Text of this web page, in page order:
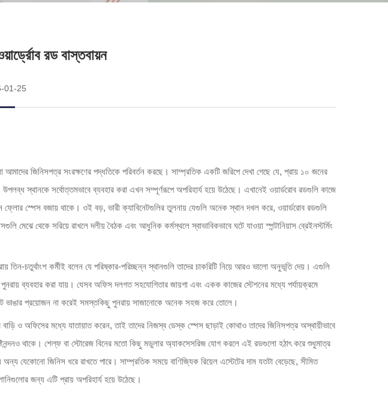
রড বাস্তবায়ন
01-25
জিনিসপত্র সংরক্ষণের পদ্ধতিকে পরিবর্তন করছে। সাম্প্রতিক একটি জরিপে দেখা গেছে যে, প্রায় ১০ জনের
স্থানকে সর্বোত্তমভাবে ব্যবহার করা এখন সম্পূর্ণরূপে অপরিহার্য হয়ে উঠেছে। এখানেই ওয়ার্ডরোব রডগুলি কাজে
স্পেস বজায় থাকে। ওই বড়, ভারী ক্যাবিনেটগুলির তুলনায় যেগুলি অনেক স্থান দখল করে, ওয়ার্ডরোব রডগুলি
থেকে সরিয়ে রাখলে দলীয় বৈঠক এবং আধুনিক কর্মস্থলে স্বাভাবিকভাবে ঘটে যাওয়া স্পন্টানিয়াস ব্রেইনস্টর্মিং
চতুর্থাংশ কর্মীই বলেন যে পরিষ্কার-পরিচ্ছন্ন স্থানগুলি তাদের চাকরিটি নিয়ে আরও ভালো অনুভূতি দেয়। এগুলি
ব্যবহার করা যায়। যেসব অফিস দলগত সহযোগিতার জায়গা এবং একক কাজের স্টেশনের মধ্যে পর্যায়ক্রমে
ভাঙার প্রয়োজন না করেই সমস্তকিছু পুনরায় সাজানোকে অনেক সহজ করে তোলে।
ও অফিসের মধ্যে যাতায়াত করেন, তাই তাদের নিজস্ব ডেস্ক স্পেস ছাড়াই কোথাও তাদের জিনিসপত্র অস্থায়ীভাবে
থাকে। শেল্ফ বা স্টোরেজ বিনের মতো কিছু মডুলার অ্যাকসেসরিজ যোগ করলে এই রডগুলো হঠাৎ করে শুধুমাত্র
যেকোনো জিনিস ধরে রাখতে পারে। সাম্প্রতিক সময়ে বাণিজ্যিক রিয়েল এস্টেটের দাম যতটা বেড়েছে, সীমিত
জন্য এটি প্রায় অপরিহার্য হয়ে উঠেছে।